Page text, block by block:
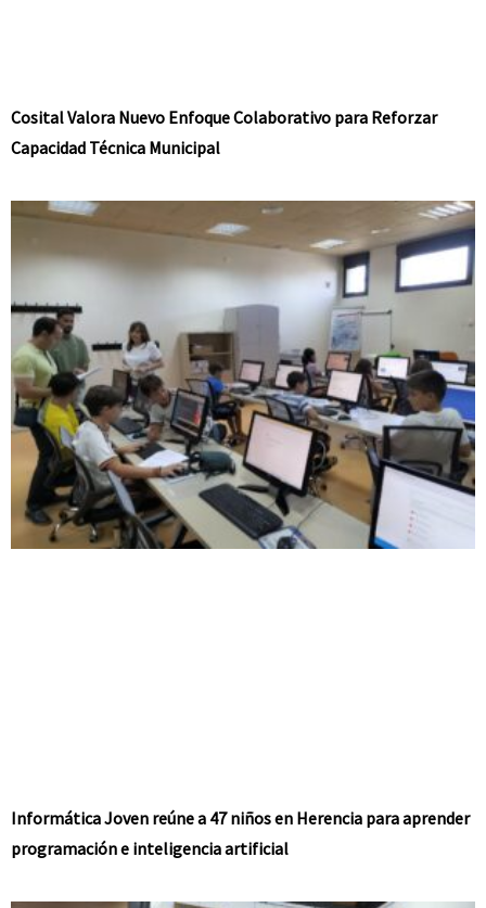
Cosital Valora Nuevo Enfoque Colaborativo para Reforzar
Capacidad Técnica Municipal
Informática Joven reúne a 47 niños en Herencia para aprender
programación e inteligencia artificial